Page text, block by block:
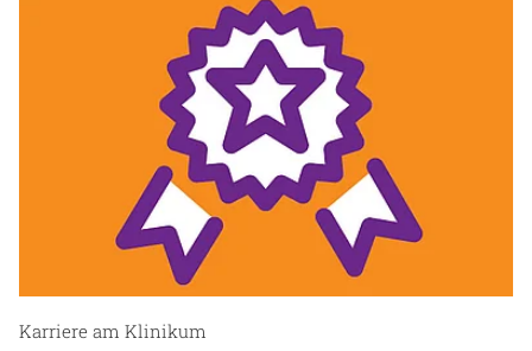
Karriere am Klinikum